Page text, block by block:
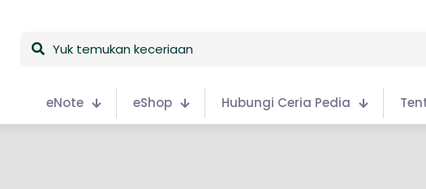
Yuk
eNote eShop Hubungi Ceria Pedia